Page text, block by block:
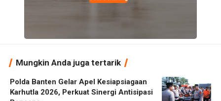
Mungkin Anda juga tertarik
Polda Banten Gelar Apel Kesiapsiagaan
Karhutla 2026, Perkuat Sinergi Antisipasi